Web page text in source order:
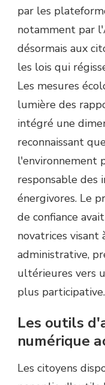
par les
notamment par
désormais aux
les lois qui
Les mesures
lumière des
intégré une
reconnaissant
l'environnement
responsable des
énergivores. Le
de confiance
novatrices visant
administrative,
ultérieures vers
plus participative.
Les outils
numérique
Les citoyens